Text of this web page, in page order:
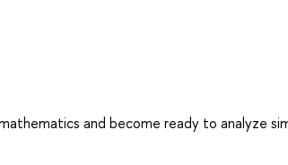
and become ready to analyze